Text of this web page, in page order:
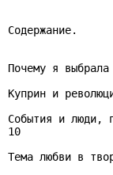
Содержание.
Почему я
Куприн и
События и люди,
10
Тема любви в